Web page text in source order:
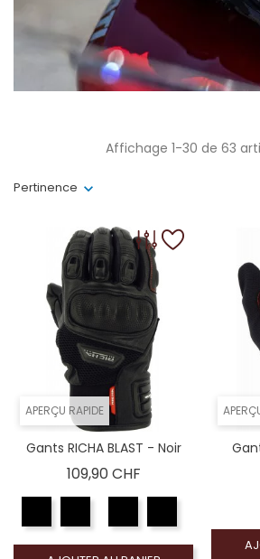
Pertinence
Affichage 1-30 de 63
APERÇU RAPIDE
Gants RICHA BLAST - Noir
109,90 CHFPrix